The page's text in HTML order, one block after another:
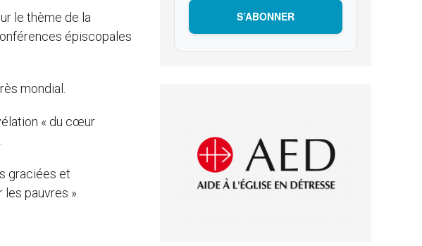
le thème de la
épiscopales
mondial.
« du cœur
graciées et
pauvres ».
S’ABONNER